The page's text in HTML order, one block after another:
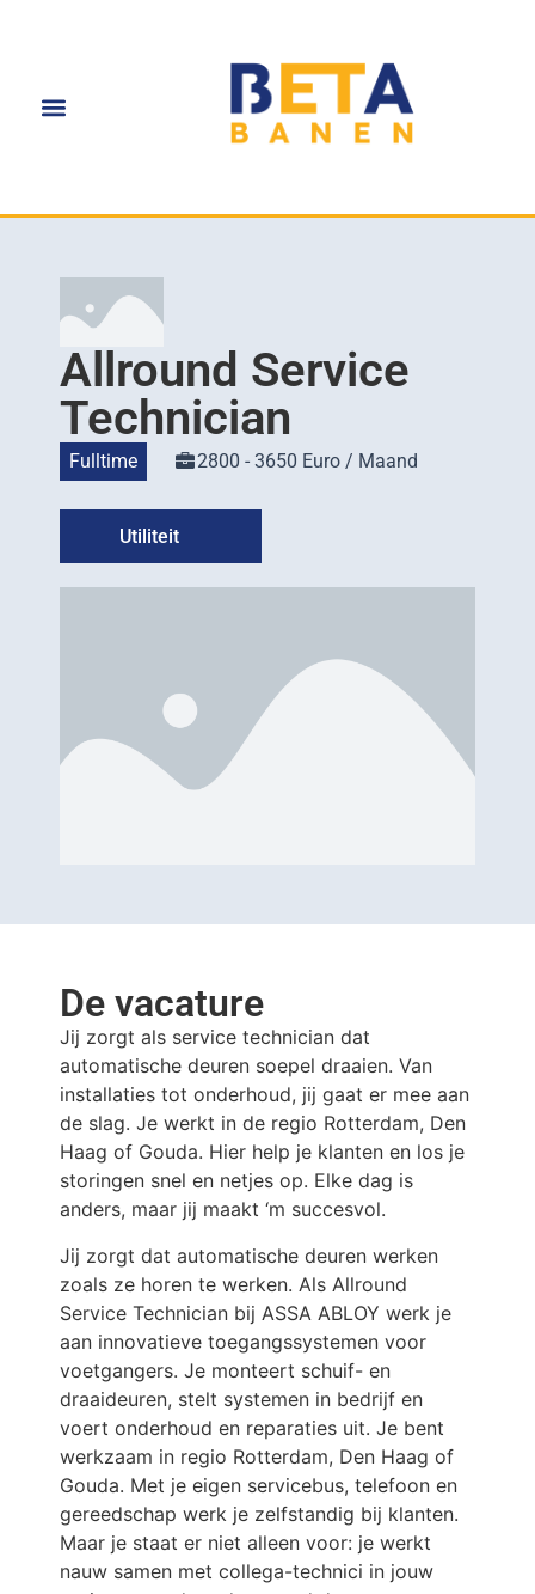
Allround Service
Technician
Fulltime 2800 - 3650 Euro / Maand
Utiliteit
De vacature
Jij zorgt als service technician dat
automatische deuren soepel draaien. Van
installaties tot onderhoud, jij gaat er mee aan
de slag. Je werkt in de regio Rotterdam, Den
Haag of Gouda. Hier help je klanten en los je
storingen snel en netjes op. Elke dag is
anders, maar jij maakt ‘m succesvol.
Jij zorgt dat automatische deuren werken
zoals ze horen te werken. Als Allround
Service Technician bij ASSA ABLOY werk je
aan innovatieve toegangssystemen voor
voetgangers. Je monteert schuif- en
draaideuren, stelt systemen in bedrijf en
voert onderhoud en reparaties uit. Je bent
werkzaam in regio Rotterdam, Den Haag of
Gouda. Met je eigen servicebus, telefoon en
gereedschap werk je zelfstandig bij klanten.
Maar je staat er niet alleen voor: je werkt
nauw samen met collega-technici in jouw